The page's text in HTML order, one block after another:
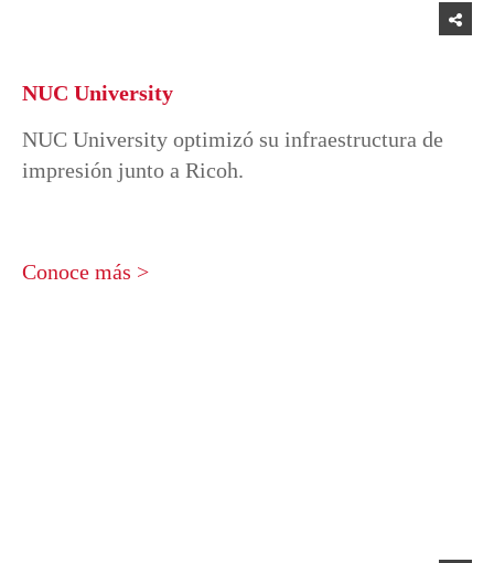
NUC University
NUC University optimizó su infraestructura de
impresión junto a Ricoh.
Conoce más >